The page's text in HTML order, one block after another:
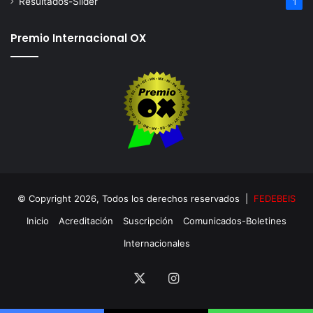
1
Premio Internacional OX
© Copyright 2026, Todos los derechos reservados | FEDEBEIS
Inicio
Acreditación Suscripción
Comunicados-Boletines
Internacionales
Instagram